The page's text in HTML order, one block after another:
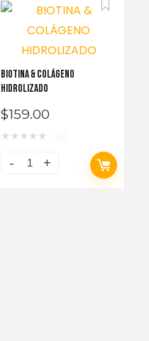
BIOTINA & COLÁGENO
HIDROLIZADO
$159.00
★★★★★